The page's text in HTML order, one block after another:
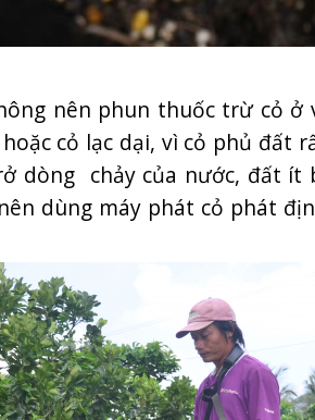
nên phun thuốc trừ cỏ ở
cỏ lạc dại, vì cỏ phủ đất
dòng chảy của nước, đất
dùng máy phát cỏ phát